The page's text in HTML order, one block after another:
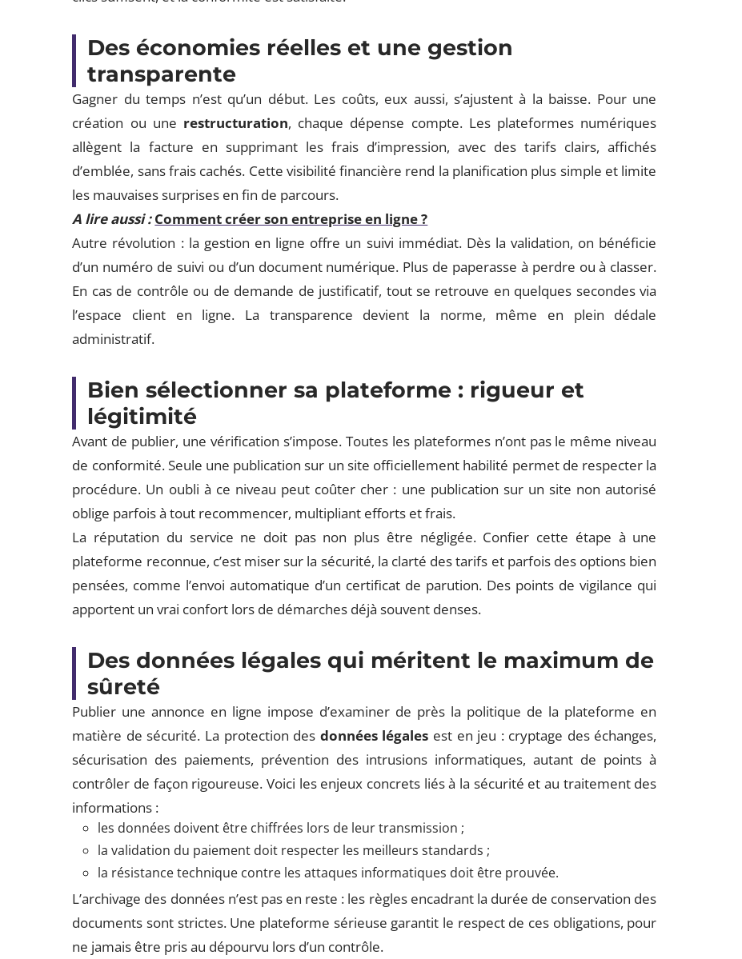
Des économies réelles et une gestion
transparente
Gagner du temps n’est qu’un début. Les coûts, eux aussi, s’ajustent à la baisse. Pour une
création ou une restructuration, chaque dépense compte. Les plateformes numériques
allègent la facture en supprimant les frais d’impression, avec des tarifs clairs, affichés
d’emblée, sans frais cachés. Cette visibilité financière rend la planification plus simple et limite
les mauvaises surprises en fin de parcours.
A lire aussi : Comment créer son entreprise en ligne ?
Autre révolution : la gestion en ligne offre un suivi immédiat. Dès la validation, on bénéficie
d’un numéro de suivi ou d’un document numérique. Plus de paperasse à perdre ou à classer.
En cas de contrôle ou de demande de justificatif, tout se retrouve en quelques secondes via
l’espace client en ligne. La transparence devient la norme, même en plein dédale
administratif.
Bien sélectionner sa plateforme : rigueur et
légitimité
Avant de publier, une vérification s’impose. Toutes les plateformes n’ont pas le même niveau
de conformité. Seule une publication sur un site officiellement habilité permet de respecter la
procédure. Un oubli à ce niveau peut coûter cher : une publication sur un site non autorisé
oblige parfois à tout recommencer, multipliant efforts et frais.
La réputation du service ne doit pas non plus être négligée. Confier cette étape à une
plateforme reconnue, c’est miser sur la sécurité, la clarté des tarifs et parfois des options bien
pensées, comme l’envoi automatique d’un certificat de parution. Des points de vigilance qui
apportent un vrai confort lors de démarches déjà souvent denses.
Des données légales qui méritent le maximum de
sûreté
Publier une annonce en ligne impose d’examiner de près la politique de la plateforme en
matière de sécurité. La protection des données légales est en jeu : cryptage des échanges,
sécurisation des paiements, prévention des intrusions informatiques, autant de points à
contrôler de façon rigoureuse. Voici les enjeux concrets liés à la sécurité et au traitement des
informations :
les données doivent être chiffrées lors de leur transmission ;
la validation du paiement doit respecter les meilleurs standards ;
la résistance technique contre les attaques informatiques doit être prouvée.
L’archivage des données n’est pas en reste : les règles encadrant la durée de conservation des
documents sont strictes. Une plateforme sérieuse garantit le respect de ces obligations, pour
ne jamais être pris au dépourvu lors d’un contrôle.